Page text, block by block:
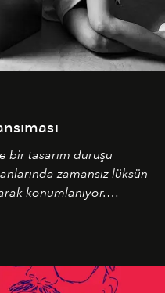
bir tasarım duruşu
zamansız lüksün
konumlanıyor.